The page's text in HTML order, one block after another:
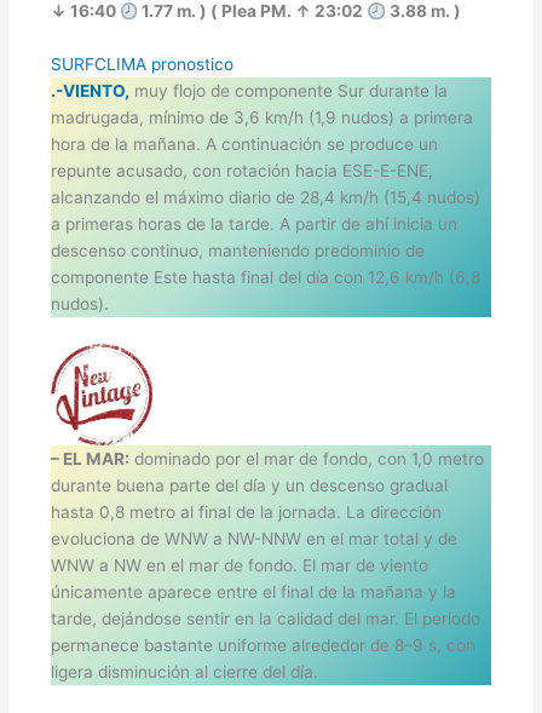
↓ 16:40
1.77 m. ) ( Plea PM. ↑ 23:02 3.88 m. )
SURFCLIMA pronostico
.-VIENTO, muy flojo de componente Sur durante la
madrugada, mínimo de 3,6 km/h (1,9 nudos) a primera
hora de la mañana. A continuación se produce un
repunte acusado, con rotación hacia ESE-E-ENE,
alcanzando el máximo diario de 28,4 km/h (15,4 nudos)
a primeras horas de la tarde. A partir de ahí inicia un
descenso continuo, manteniendo predominio de
componente Este hasta final del día con 12,6 km/h (6,8
nudos).
– EL MAR: dominado por el mar de fondo, con 1,0 metro
durante buena parte del día y un descenso gradual
hasta 0,8 metro al final de la jornada. La dirección
evoluciona de WNW a NW-NNW en el mar total y de
WNW a NW en el mar de fondo. El mar de viento
únicamente aparece entre el final de la mañana y la
tarde, dejándose sentir en la calidad del mar. El periodo
permanece bastante uniforme alrededor de 8–9 s, con
ligera disminución al cierre del día.